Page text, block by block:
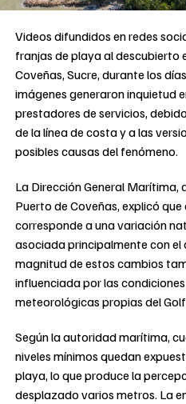
Videos difundidos en redes
franjas de playa al descubierto
Coveñas, Sucre, durante los
imágenes generaron inquietud
prestadores de servicios,
de la línea de costa y a las
posibles causas del fenómeno.
La Dirección General Marítima,
Puerto de Coveñas, explicó
corresponde a una variación
asociada principalmente con el
magnitud de estos cambios
influenciada por las
meteorológicas propias del
Según la autoridad marítima,
niveles mínimos quedan
playa, lo que produce la
desplazado varios metros. La